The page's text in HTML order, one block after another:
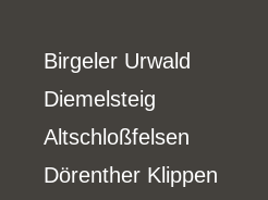
Birgeler Urwald
Diemelsteig
Altschloßfelsen
Dörenther Klippen